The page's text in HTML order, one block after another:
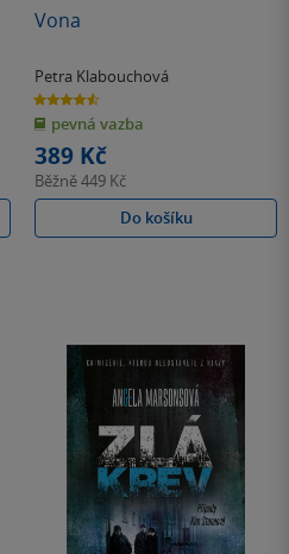
Vona
Petra Klabouchová
4.6
z
5
hvězdiček
pevná vazba
389 Kč
Běžně449 Kč
Do košíku